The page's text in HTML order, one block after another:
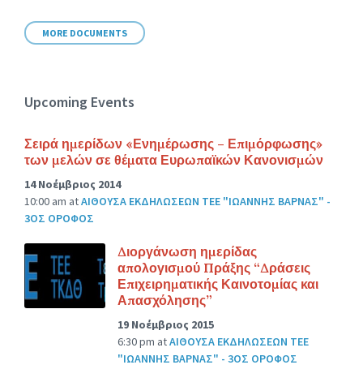
MORE DOCUMENTS
Upcoming Events
Σειρά ημερίδων «Ενημέρωσης – Επιμόρφωσης»
των μελών σε θέματα Ευρωπαϊκών Κανονισμών
14 Νοέμβριος 2014
10:00 am atΑΙΘΟΥΣΑ ΕΚΔΗΛΩΣΕΩΝ ΤΕΕ "ΙΩΑΝΝΗΣ ΒΑΡΝΑΣ" -
3ΟΣ ΟΡΟΦΟΣ
Διοργάνωση ημερίδας
απολογισμού Πράξης “Δράσεις
Επιχειρηματικής Καινοτομίας και
Απασχόλησης”
19 Νοέμβριος 2015
6:30 pm atΑΙΘΟΥΣΑ ΕΚΔΗΛΩΣΕΩΝ ΤΕΕ
"ΙΩΑΝΝΗΣ ΒΑΡΝΑΣ" - 3ΟΣ ΟΡΟΦΟΣ